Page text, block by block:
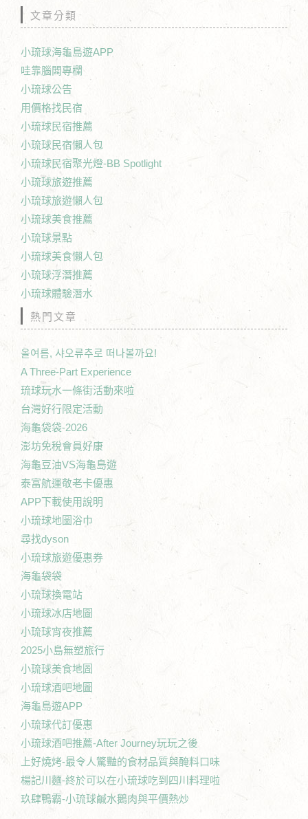
文章分類
小琉球海龜島遊APP
哇靠腦闆專欄
小琉球公告
用價格找民宿
小琉球民宿推薦
小琉球民宿懶人包
小琉球民宿聚光燈-BB Spotlight
小琉球旅遊推薦
小琉球旅遊懶人包
小琉球美食推薦
小琉球景點
小琉球美食懶人包
小琉球浮潛推薦
小琉球體驗潛水
熱門文章
올여름, 샤오류추로 떠나볼까요!
A Three-Part Experience
琉球玩水一條街活動來啦
台灣好行限定活動
海龜袋袋-2026
澎坊免稅會員好康
海龜豆油VS海龜島遊
泰富航運敬老卡優惠
APP下載使用說明
小琉球地圖浴巾
尋找dyson
小琉球旅遊優惠券
海龜袋袋
小琉球換電站
小琉球冰店地圖
小琉球宵夜推薦
2025小島無塑旅行
小琉球美食地圖
小琉球酒吧地圖
海龜島遊APP
小琉球代訂優惠
小琉球酒吧推薦-After Journey玩玩之後
上好燒烤-最令人驚豔的食材品質與醃料口味
楊記川麵-終於可以在小琉球吃到四川料理啦
玖肆鴨霸-小琉球鹹水鵝肉與平價熱炒